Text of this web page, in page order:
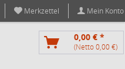
Merkzettel Mein Konto
0,00 € *
(Netto 0,00 €)